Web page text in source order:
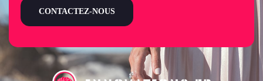
CONTACTEZ-NOUS